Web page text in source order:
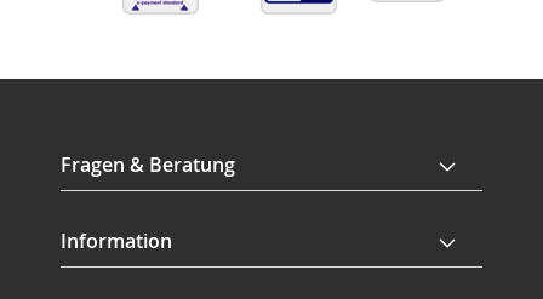
Fragen & Beratung
Information